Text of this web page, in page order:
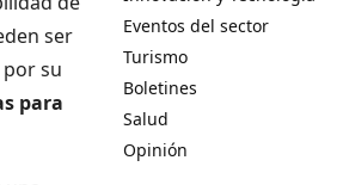
ser
su
para
Eventos del sector
Turismo
Boletines
Salud
Opinión